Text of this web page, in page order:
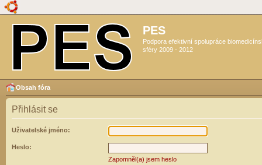
PES
Podpora efektivní spolupráce
sféry 2009 - 2012
Obsah fóra
Přihlásit se
Uživatelské jméno:
Heslo:
Zapomněl(a) jsem heslo